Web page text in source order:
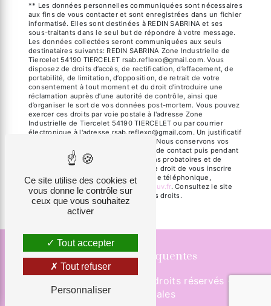
** Les données personnelles communiquées sont nécessaires
aux fins de vous contacter et sont enregistrées dans un fichier
informatisé. Elles sont destinées à REDIN SABRINA et ses
sous-traitants dans le seul but de répondre à votre message.
Les données collectées seront communiquées aux seuls
destinataires suivants: REDIN SABRINA Zone Industrielle de
Tiercelet 54190 TIERCELET rsab.reflexo@gmail.com. Vous
disposez de droits d’accès, de rectification, d’effacement, de
portabilité, de limitation, d’opposition, de retrait de votre
consentement à tout moment et du droit d’introduire une
réclamation auprès d’une autorité de contrôle, ainsi que
d’organiser le sort de vos données post-mortem. Vous pouvez
exercer ces droits par voie postale à l'adresse Zone
Industrielle de Tiercelet 54190 TIERCELET ou par courrier
électronique à l'adresse rsab.reflexo@gmail.com. Un justificatif
d'identité pourra vous être demandé. Nous conservons vos
données pendant la période de prise de contact puis pendant
la durée de prescription légale aux fins probatoires et de
gestion des contentieux. Vous avez le droit de vous inscrire
sur la liste d'opposition au démarchage téléphonique,
disponible à cette adresse:
Bloctel.gouv.fr. Consultez le site
cnil.fr pour plus d’informations sur vos droits.
Recherches fréquentes
- 2026 - Tous droits réservés -
Mentions légales
Ce site utilise des cookies et
vous donne le contrôle sur
ceux que vous souhaitez
activer
Tout accepter
Tout refuser
Personnaliser